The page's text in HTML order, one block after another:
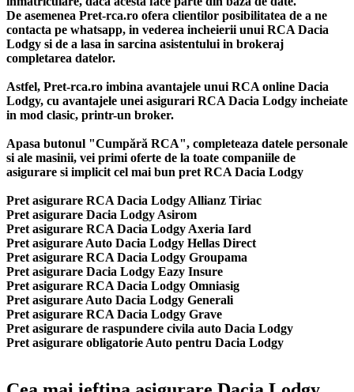
De asemenea Pret-rca.ro ofera clientilor posibilitatea de a ne
contacta pe whatsapp, in vederea incheierii unui RCA Dacia
Lodgy si de a lasa in sarcina asistentului in brokeraj
completarea datelor.
Astfel, Pret-rca.ro imbina avantajele unui RCA online Dacia
Lodgy, cu avantajele unei asigurari RCA Dacia Lodgy incheiate
in mod clasic, printr-un broker.
Apasa butonul "Cumpără RCA", completeaza datele personale
si ale masinii, vei primi oferte de la toate companiile de
asigurare si implicit cel mai bun pret RCA Dacia Lodgy
Pret asigurare RCA Dacia Lodgy Allianz Tiriac
Pret asigurare Dacia Lodgy Asirom
Pret asigurare RCA Dacia Lodgy Axeria Iard
Pret asigurare Auto Dacia Lodgy Hellas Direct
Pret asigurare RCA Dacia Lodgy Groupama
Pret asigurare Dacia Lodgy Eazy Insure
Pret asigurare RCA Dacia Lodgy Omniasig
Pret asigurare Auto Dacia Lodgy Generali
Pret asigurare RCA Dacia Lodgy Grave
Pret asigurare de raspundere civila auto Dacia Lodgy
Pret asigurare obligatorie Auto pentru Dacia Lodgy